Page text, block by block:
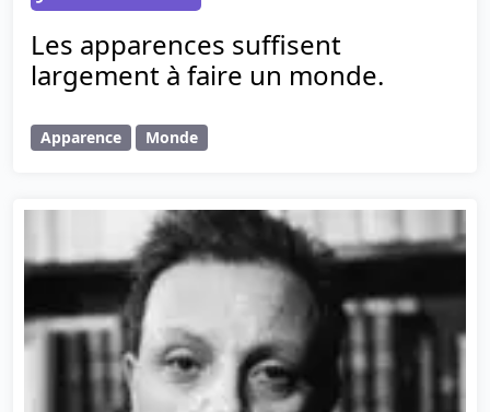
Les apparences suffisent
largement à faire un monde.
Apparence Monde